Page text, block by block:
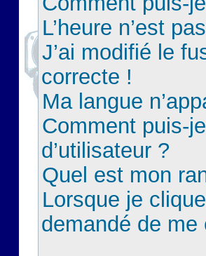
L’heure n’est
J’ai modifié le
correcte !
Ma langue
Comment puis-
d’utilisateur ?
Quel est mon
Lorsque je
demandé de me